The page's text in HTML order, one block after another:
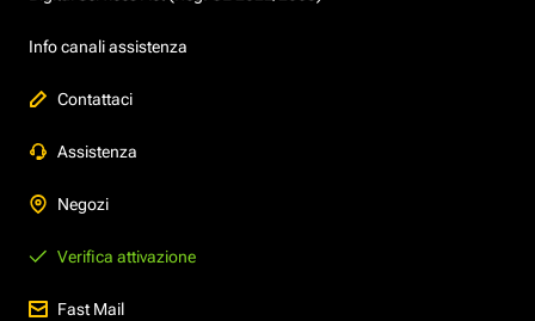
Info canali assistenza
Contattaci
Assistenza
Negozi
Verifica attivazione
Fast Mail